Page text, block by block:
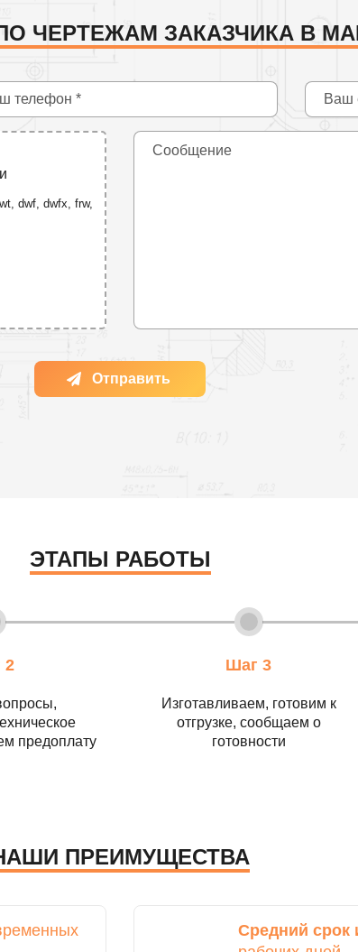
ЧЕРТЕЖАМ ЗАКАЗЧИКА В
dwf, dwfx, frw,
Отправить
ЭТАПЫ РАБОТЫ
2
предоплату
Шаг 3
Изготавливаем, готовим к
отгрузке, сообщаем о
готовности
ПРЕИМУЩЕСТВА
Средний срок